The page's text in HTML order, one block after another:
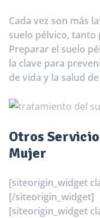
Cada vez son más
suelo pélvico, tanto
Preparar el suelo
la clave para
de vida y la salud
Otros
Mujer
[siteorigin_widget
[/siteorigin_widget]
[siteorigin_widget